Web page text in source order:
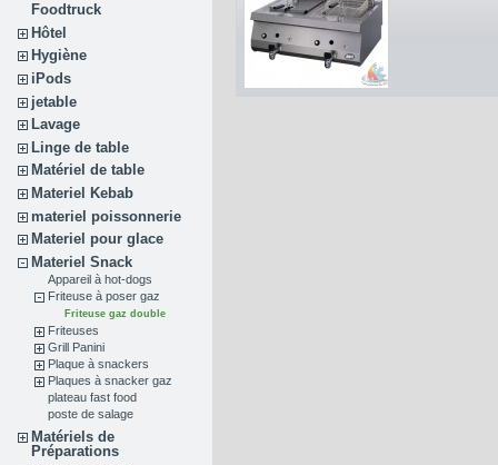
Foodtruck
Hôtel
Hygiène
iPods
jetable
Lavage
Linge de table
Matériel de table
Materiel Kebab
materiel poissonnerie
Materiel pour glace
Materiel Snack
Appareil à hot-dogs
Friteuse à poser gaz
Friteuse gaz double
Friteuses
Grill Panini
Plaque à snackers
Plaques à snacker gaz
plateau fast food
poste de salage
Matériels de
Préparations